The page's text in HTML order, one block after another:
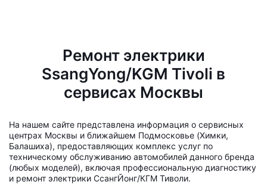
Ремонт электрики
SsangYong/KGM Tivoli в
сервисах Москвы
На нашем сайте представлена информация о сервисных
центрах Москвы и ближайшем Подмосковье (Химки,
Балашиха), предоставляющих комплекс услуг по
техническому обслуживанию автомобилей данного бренда
(любых моделей), включая профессиональную диагностику
и ремонт электрики СсангЙонг/КГМ Тиволи.